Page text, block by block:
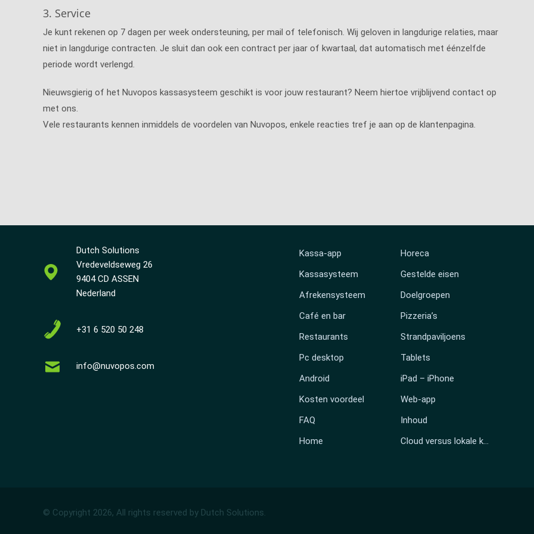
3. Service
Je kunt rekenen op 7 dagen per week ondersteuning, per mail of telefonisch. Wij geloven in langdurige relaties, maar
niet in langdurige contracten. Je sluit dan ook een contract per jaar of kwartaal, dat automatisch met éénzelfde
periode wordt verlengd.
Nieuwsgierig of het Nuvopos kassasysteem geschikt is voor jouw restaurant? Neem hiertoe vrijblijvend contact op
met ons.
Vele restaurants kennen inmiddels de voordelen van Nuvopos, enkele reacties tref je aan op de klantenpagina.
Dutch Solutions
Vredeveldseweg 26
9404 CD ASSEN
Nederland
+31 6 520 50 248
info@nuvopos.com
Kassa-app
Horeca
Kassasysteem
Gestelde eisen
Afrekensysteem
Doelgroepen
Café en bar
Pizzeria’s
Restaurants
Strandpaviljoens
Pc desktop
Tablets
Android
iPad – iPhone
Kosten voordeel
Web-app
FAQ
Inhoud
Home
Cloud versus lokale kassa
© Copyright 2026, All rights reserved by Dutch Solutions.